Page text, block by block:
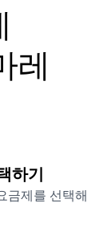
레
하기
금제를 선택해